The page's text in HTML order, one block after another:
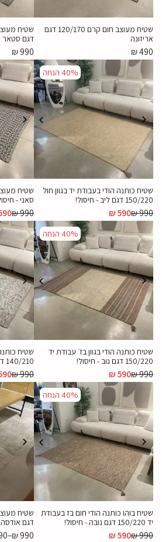
שטיח מעוצב חום קרם 120/170 דגם
אריזונה
₪490
דגם סטאר
₪990
40% הנחה
שטיח כותנה הודי בעבודת יד בגוון חול
150/220 דגם ליב - חיסול!
₪990
₪ 590
סאני -
₪990
40% הנחה
שטיח כותנה הודי בגוון בז׳ עבודת יד
150/220 דגם נוב - חיסול!
₪990
₪ 590
שטיח
140/210 דגם סאנה - חיסול!
₪990
40% הנחה
שטיח בוהו כותנה הודי חום בז בעבודת
יד 150/220 דגם נובה - חיסול!
₪990
₪ 590
שטיח
דגם אודסה
₪990
–